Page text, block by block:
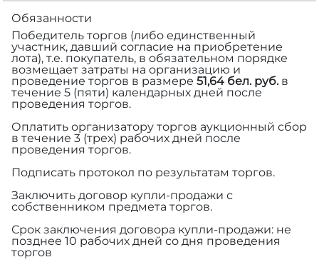
Обязанности
Победитель торгов (либо единственный
участник, давший согласие на приобретение
лота), т.е. покупатель, в обязательном порядке
возмещает затраты на организацию и
проведение торгов в размере 51,64 бел. руб.в
течение 5 (пяти) календарных дней после
проведения торгов.
Оплатить организатору торгов аукционный сбор
в течение 3 (трех) рабочих дней после
проведения торгов.
Подписать протокол по результатам торгов.
Заключить договор купли-продажи с
собственником предмета торгов.
Срок заключения договора купли-продажи: не
позднее 10 рабочих дней со дня проведения
торгов